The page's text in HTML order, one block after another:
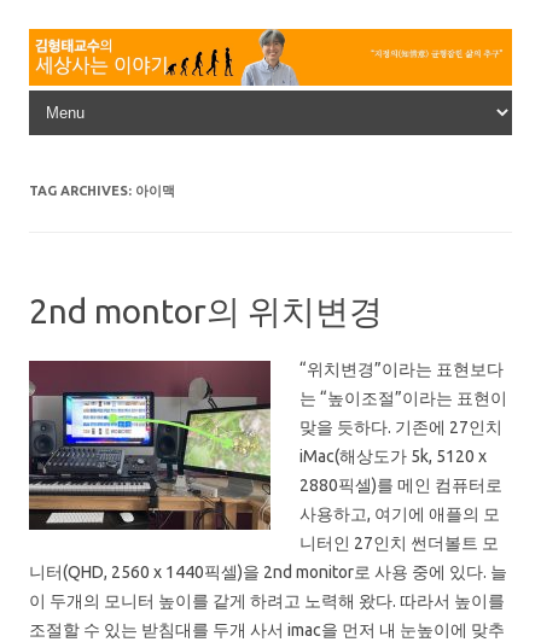
Skip to content
TAG ARCHIVES: 아이맥
2nd montor의 위치변경
“위치변경”이라는 표현보다
는 “높이조절”이라는 표현이
맞을 듯하다. 기존에 27인치
iMac(해상도가 5k, 5120 x
2880픽셀)를 메인 컴퓨터로
사용하고, 여기에 애플의 모
니터인 27인치 썬더볼트 모
니터(QHD, 2560 x 1440픽셀)을 2nd monitor로 사용 중에 있다. 늘
이 두개의 모니터 높이를 같게 하려고 노력해 왔다. 따라서 높이를
조절할 수 있는 받침대를 두개 사서 imac을 먼저 내 눈높이에 맞추